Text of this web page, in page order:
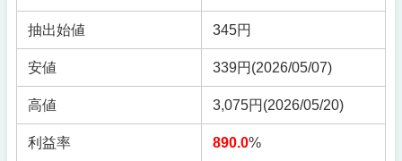
抽出始値 345円
安値 339円(2026/05/07)
高値 3,075円(2026/05/20)
利益率 890.0%